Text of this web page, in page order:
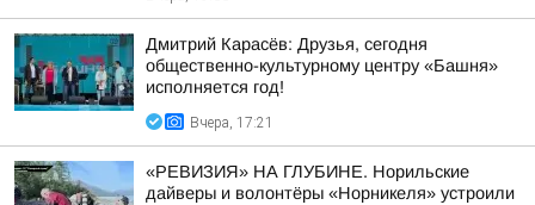
Дмитрий Карасёв: Друзья, сегодня
общественно-культурному центру «Башня»
исполняется год!
Вчера, 17:21
«РЕВИЗИЯ» НА ГЛУБИНЕ. Норильские
дайверы и волонтёры «Норникеля» устроили